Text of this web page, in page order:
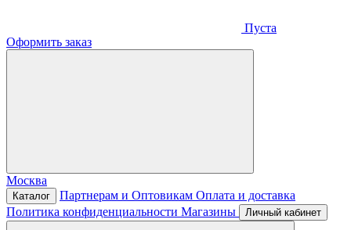
Пуста
Оформить заказ
Москва
Каталог Партнерам и Оптовикам Оплата и доставка
Политика конфиденциальности Магазины Личный кабинет